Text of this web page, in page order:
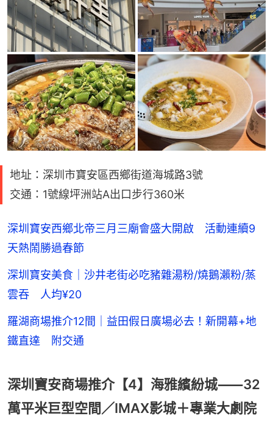
地址：深圳市寶安區西鄉街道海城路3號
交通：1號線坪洲站A出口步行360米
深圳寶安西鄉北帝三月三廟會盛大開啟 活動連續9
天熱鬧勝過春節
深圳寶安美食｜沙井老街必吃豬雜湯粉/燒鵝瀨粉/蒸
雲吞 人均¥20
羅湖商場推介12間｜益田假日廣場必去！新開幕+地
鐵直達 附交通
深圳寶安商場推介【4】海雅繽紛城⸺32
萬平米巨型空間／IMAX影城＋專業大劇院